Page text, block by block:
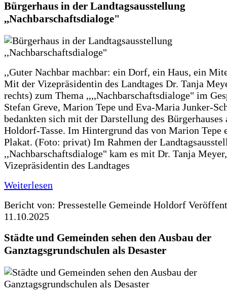
Bürgerhaus in der Landtagsausstellung
,,Nachbarschaftsdialoge"
,,Guter Nachbar machbar: ein Dorf, ein Haus, ein
Mit der Vizepräsidentin des Landtages Dr. Tanja
rechts) zum Thema ,,,,Nachbarschaftsdialoge" im
Stefan Greve, Marion Tepe und Eva-Maria Junker-
bedankten sich mit der Darstellung des Bürgerhauses
Holdorf-Tasse. Im Hintergrund das von Marion Tepe
Plakat. (Foto: privat) Im Rahmen der
,,Nachbarschaftsdialoge" kam es mit Dr. Tanja Meyer,
Vizepräsidentin des Landtages
Weiterlesen
Bericht von: Pressestelle Gemeinde Holdorf
11.10.2025
Städte und Gemeinden sehen den Ausbau der
Ganztagsgrundschulen als Desaster